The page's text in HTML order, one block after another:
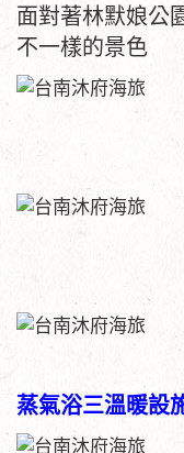
面對著林默娘公
不一樣的景色
蒸氣浴三溫暖設